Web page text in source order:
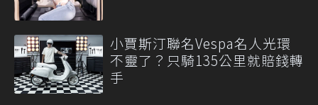
小賈斯汀聯名Vespa名人光環
不靈了？只騎135公里就賠錢轉
手